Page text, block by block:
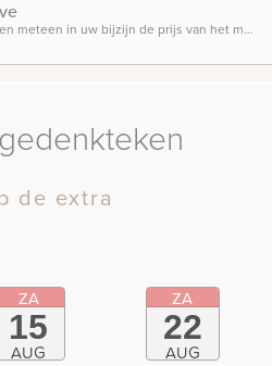
We berekenen meteen in uw bijzijn de prijs van het monument, zodat u weet waar u aan toe bent.
de extra
ZA
15
AUG
ZA
22
AUG